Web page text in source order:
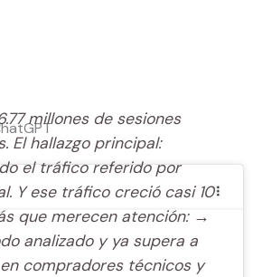
millones de sesiones
El hallazgo principal:
el tráfico referido por
Y ese tráfico creció casi 10
que merecen atención: →
analizado y ya supera a
compradores técnicos y